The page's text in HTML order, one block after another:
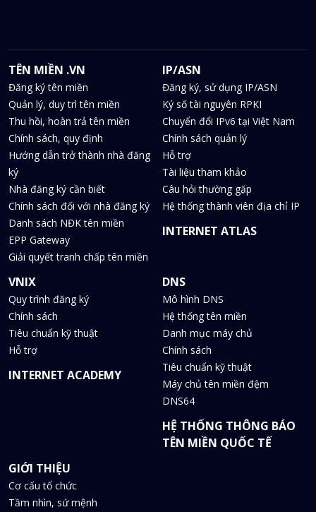
TÊN MIỀN .VN
Đăng ký tên miền
Quản lý, duy trì tên miền
Thu hồi, hoàn trả tên miền
Chính sách, quy định
Hướng dẫn trở thành nhà đăng
ký
Nhà đăng ký cần biết
Chính sách đối với nhà đăng ký
Danh sách NĐK tên miền
EPP Gateway
Giải quyết tranh chấp tên miền
IP/ASN
Đăng ký, sử dụng IP/ASN
Ký số tài nguyên RPKI
Chuyển đổi IPv6 tại Việt Nam
Chính sách quản lý
Hỗ trợ
Tài liệu tham khảo
Câu hỏi thường gặp
Hệ thống thành viên địa chỉ IP
INTERNET ATLAS
VNIX
Quy trình đăng ký
Chính sách
Tiêu chuẩn kỹ thuật
Hỗ trợ
INTERNET ACADEMY
DNS
Mô hình DNS
Hệ thống tên miền
Danh mục máy chủ
Chính sách
Tiêu chuẩn kỹ thuật
Máy chủ tên miền đệm
DNS64
HỆ THỐNG THÔNG BÁO
TÊN MIỀN QUỐC TẾ
GIỚI THIỆU
Cơ cấu tổ chức
Tầm nhìn, sứ mệnh